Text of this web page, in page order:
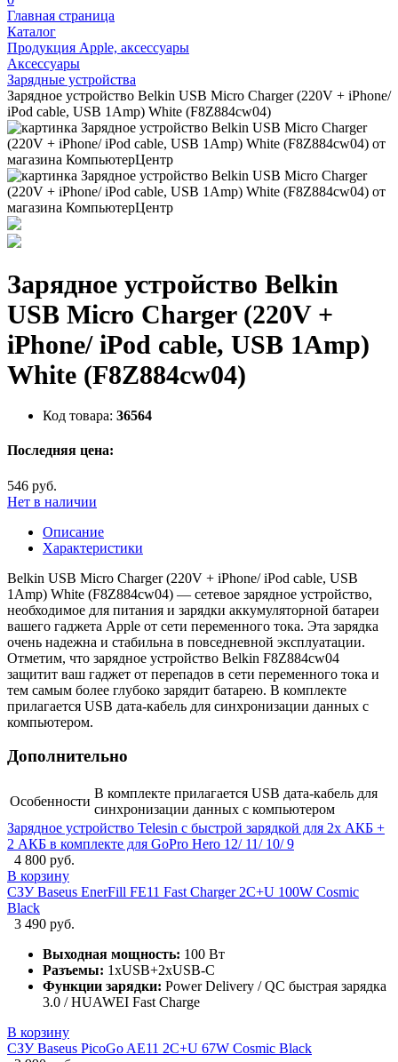
Главная страница
Каталог
Продукция Apple, аксессуары
Аксессуары
Зарядные устройства
Зарядное устройство Belkin USB Micro Charger (220V + iPhone/
iPod cable, USB 1Amp) White (F8Z884cw04)
Зарядное устройство Belkin
USB Micro Charger (220V +
iPhone/ iPod cable, USB 1Amp)
White (F8Z884cw04)
Код товара: 36564
Последняя цена:
546 руб.
Нет в наличии
Описание
Характеристики
Belkin USB Micro Charger (220V + iPhone/ iPod cable, USB
1Amp) White (F8Z884cw04) — сетевое зарядное устройство,
необходимое для питания и зарядки аккумуляторной батареи
вашего гаджета Apple от сети переменного тока. Эта зарядка
очень надежна и стабильна в повседневной эксплуатации.
Отметим, что зарядное устройство Belkin F8Z884cw04
защитит ваш гаджет от перепадов в сети переменного тока и
тем самым более глубоко зарядит батарею. В комплекте
прилагается USB дата-кабель для синхронизации данных с
компьютером.
Дополнительно
Особенности
В комплекте прилагается USB дата-кабель для
синхронизации данных с компьютером
Зарядное устройство Telesin с быстрой зарядкой для 2х АКБ +
2 АКБ в комплекте для GoPro Hero 12/ 11/ 10/ 9
4 800 руб.
В корзину
СЗУ Baseus EnerFill FE11 Fast Charger 2C+U 100W Cosmic
Black
3 490 руб.
Выходная мощность: 100 Вт
Разъемы: 1xUSB+2xUSB-C
Функции зарядки: Power Delivery / QC быстрая зарядка
3.0 / HUAWEI Fast Charge
В корзину
СЗУ Baseus PicoGo AE11 2C+U 67W Cosmic Black